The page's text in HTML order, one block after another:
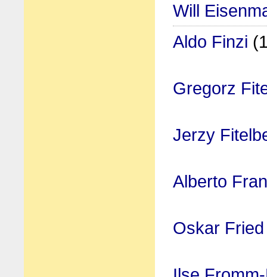
Will
Aldo Finzi
Gregorz
Jerzy
Alberto
Oskar Fried